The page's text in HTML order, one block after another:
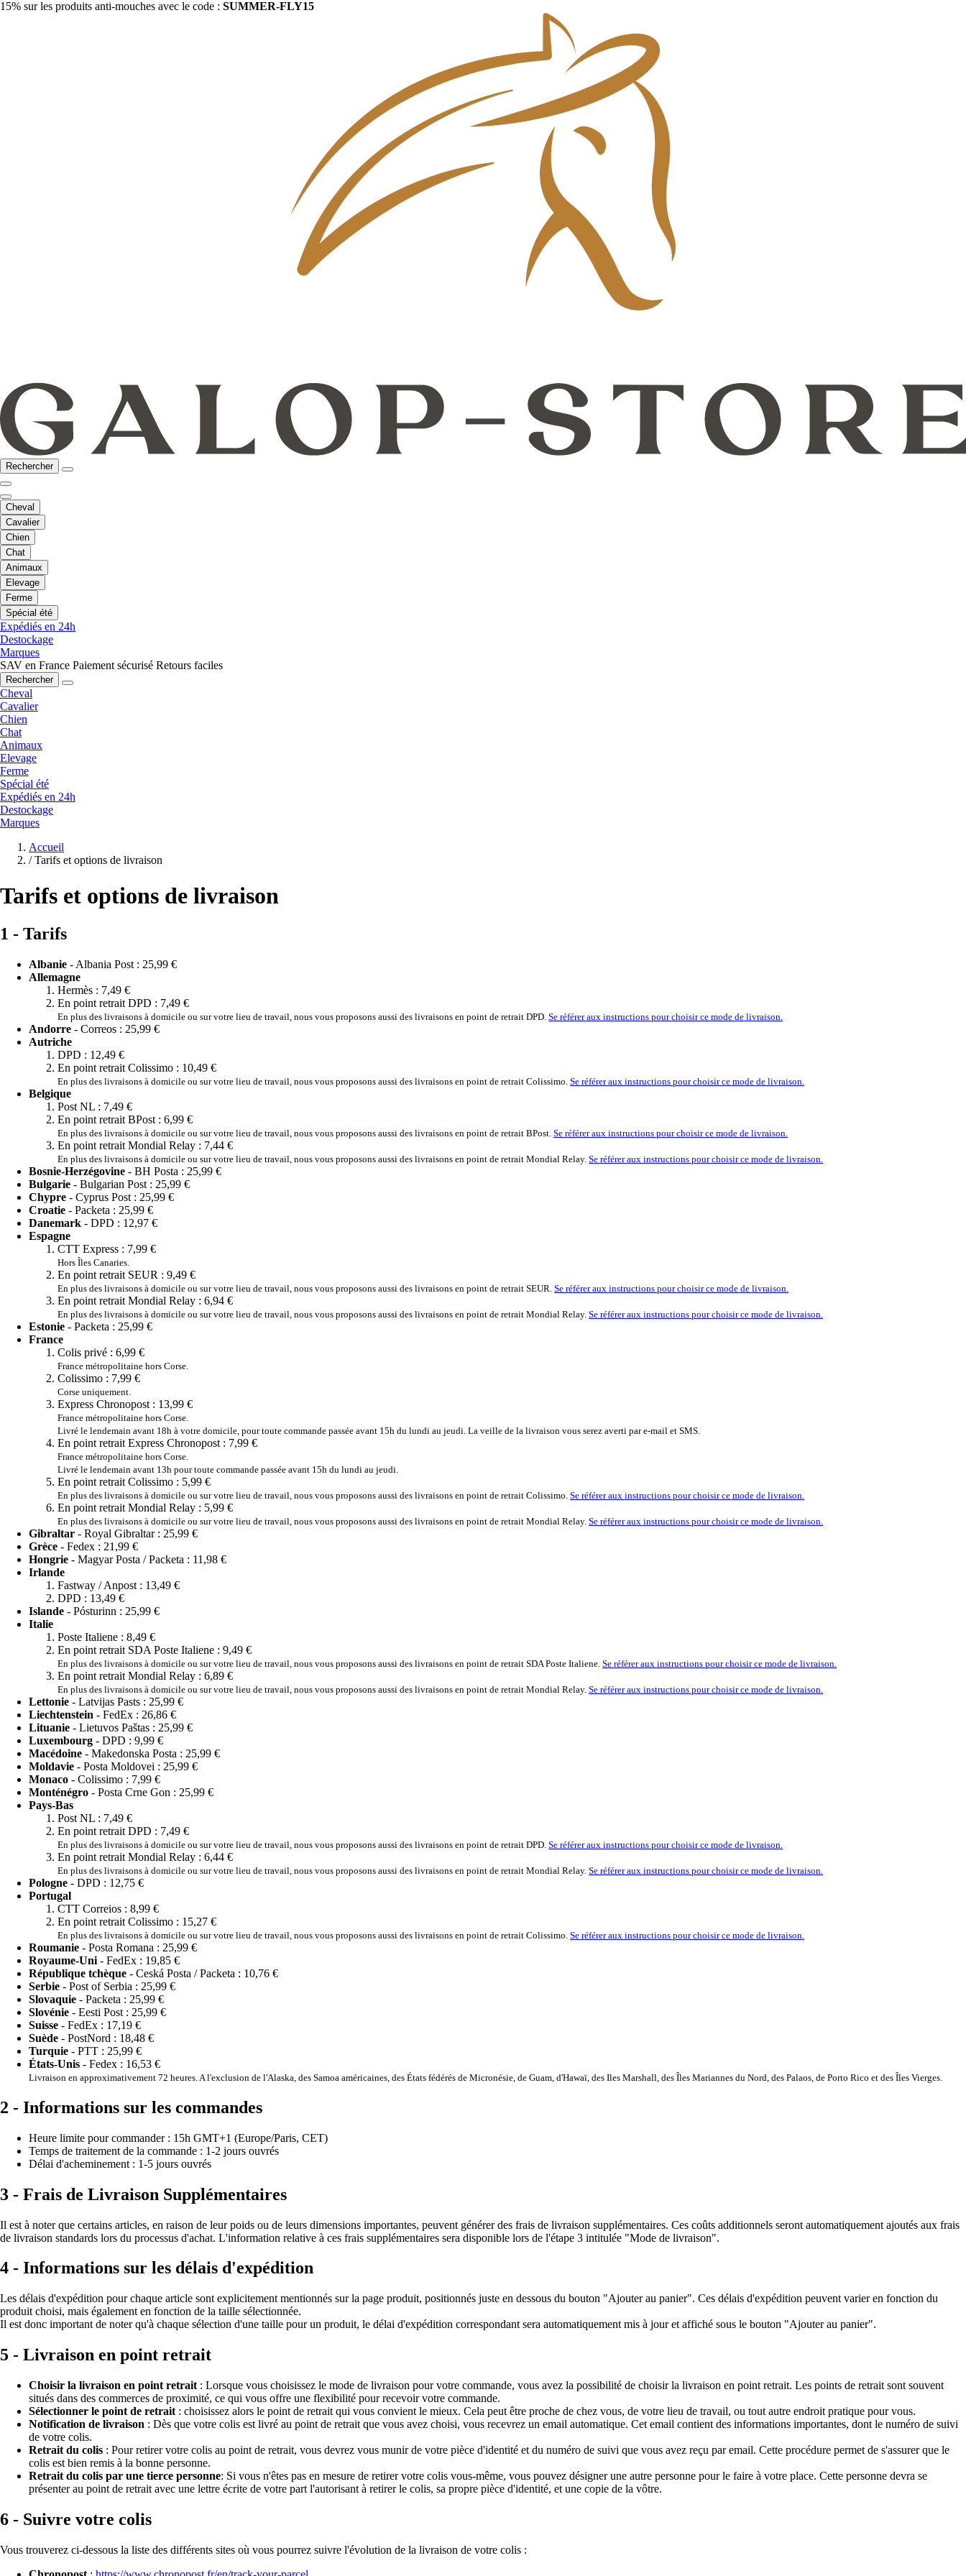
15% sur les produits anti-mouches avec le code : SUMMER-FLY15
Rechercher
Cheval
Cavalier
Chien
Chat
Animaux
Elevage
Ferme
Spécial été
Expédiés en 24h
Destockage
Marques
SAV en France Paiement sécurisé Retours faciles
Rechercher
Cheval
Cavalier
Chien
Chat
Animaux
Elevage
Ferme
Spécial été
Expédiés en 24h
Destockage
Marques
Accueil
/ Tarifs et options de livraison
Tarifs et options de livraison
1 - Tarifs
Albanie - Albania Post : 25,99 €
Allemagne
Hermès : 7,49 €
En point retrait DPD : 7,49 €
En plus des livraisons à domicile ou sur votre lieu de travail, nous vous proposons aussi des livraisons en point de retrait DPD. Se référer aux instructions pour choisir ce mode de livraison.
Andorre - Correos : 25,99 €
Autriche
DPD : 12,49 €
En point retrait Colissimo : 10,49 €
En plus des livraisons à domicile ou sur votre lieu de travail, nous vous proposons aussi des livraisons en point de retrait Colissimo. Se référer aux instructions pour choisir ce mode de livraison.
Belgique
Post NL : 7,49 €
En point retrait BPost : 6,99 €
En plus des livraisons à domicile ou sur votre lieu de travail, nous vous proposons aussi des livraisons en point de retrait BPost. Se référer aux instructions pour choisir ce mode de livraison.
En point retrait Mondial Relay : 7,44 €
En plus des livraisons à domicile ou sur votre lieu de travail, nous vous proposons aussi des livraisons en point de retrait Mondial Relay. Se référer aux instructions pour choisir ce mode de livraison.
Bosnie-Herzégovine - BH Posta : 25,99 €
Bulgarie - Bulgarian Post : 25,99 €
Chypre - Cyprus Post : 25,99 €
Croatie - Packeta : 25,99 €
Danemark - DPD : 12,97 €
Espagne
CTT Express : 7,99 €
Hors Îles Canaries.
En point retrait SEUR : 9,49 €
En plus des livraisons à domicile ou sur votre lieu de travail, nous vous proposons aussi des livraisons en point de retrait SEUR. Se référer aux instructions pour choisir ce mode de livraison.
En point retrait Mondial Relay : 6,94 €
En plus des livraisons à domicile ou sur votre lieu de travail, nous vous proposons aussi des livraisons en point de retrait Mondial Relay. Se référer aux instructions pour choisir ce mode de livraison.
Estonie - Packeta : 25,99 €
France
Colis privé : 6,99 €
France métropolitaine hors Corse.
Colissimo : 7,99 €
Corse uniquement.
Express Chronopost : 13,99 €
France métropolitaine hors Corse.
Livré le lendemain avant 18h à votre domicile, pour toute commande passée avant 15h du lundi au jeudi. La veille de la livraison vous serez averti par e-mail et SMS.
En point retrait Express Chronopost : 7,99 €
France métropolitaine hors Corse.
Livré le lendemain avant 13h pour toute commande passée avant 15h du lundi au jeudi.
En point retrait Colissimo : 5,99 €
En plus des livraisons à domicile ou sur votre lieu de travail, nous vous proposons aussi des livraisons en point de retrait Colissimo. Se référer aux instructions pour choisir ce mode de livraison.
En point retrait Mondial Relay : 5,99 €
En plus des livraisons à domicile ou sur votre lieu de travail, nous vous proposons aussi des livraisons en point de retrait Mondial Relay. Se référer aux instructions pour choisir ce mode de livraison.
Gibraltar - Royal Gibraltar : 25,99 €
Grèce - Fedex : 21,99 €
Hongrie - Magyar Posta / Packeta : 11,98 €
Irlande
Fastway / Anpost : 13,49 €
DPD : 13,49 €
Islande - Pósturinn : 25,99 €
Italie
Poste Italiene : 8,49 €
En point retrait SDA Poste Italiene : 9,49 €
En plus des livraisons à domicile ou sur votre lieu de travail, nous vous proposons aussi des livraisons en point de retrait SDA Poste Italiene. Se référer aux instructions pour choisir ce mode de livraison.
En point retrait Mondial Relay : 6,89 €
En plus des livraisons à domicile ou sur votre lieu de travail, nous vous proposons aussi des livraisons en point de retrait Mondial Relay. Se référer aux instructions pour choisir ce mode de livraison.
Lettonie - Latvijas Pasts : 25,99 €
Liechtenstein - FedEx : 26,86 €
Lituanie - Lietuvos Paštas : 25,99 €
Luxembourg - DPD : 9,99 €
Macédoine - Makedonska Posta : 25,99 €
Moldavie - Posta Moldovei : 25,99 €
Monaco - Colissimo : 7,99 €
Monténégro - Posta Crne Gon : 25,99 €
Pays-Bas
Post NL : 7,49 €
En point retrait DPD : 7,49 €
En plus des livraisons à domicile ou sur votre lieu de travail, nous vous proposons aussi des livraisons en point de retrait DPD. Se référer aux instructions pour choisir ce mode de livraison.
En point retrait Mondial Relay : 6,44 €
En plus des livraisons à domicile ou sur votre lieu de travail, nous vous proposons aussi des livraisons en point de retrait Mondial Relay. Se référer aux instructions pour choisir ce mode de livraison.
Pologne - DPD : 12,75 €
Portugal
CTT Correios : 8,99 €
En point retrait Colissimo : 15,27 €
En plus des livraisons à domicile ou sur votre lieu de travail, nous vous proposons aussi des livraisons en point de retrait Colissimo. Se référer aux instructions pour choisir ce mode de livraison.
Roumanie - Posta Romana : 25,99 €
Royaume-Uni - FedEx : 19,85 €
République tchèque - Ceská Posta / Packeta : 10,76 €
Serbie - Post of Serbia : 25,99 €
Slovaquie - Packeta : 25,99 €
Slovénie - Eesti Post : 25,99 €
Suisse - FedEx : 17,19 €
Suède - PostNord : 18,48 €
Turquie - PTT : 25,99 €
États-Unis - Fedex : 16,53 €
Livraison en approximativement 72 heures. A l'exclusion de l'Alaska, des Samoa américaines, des États fédérés de Micronésie, de Guam, d'Hawaï, des Iles Marshall, des Îles Mariannes du Nord, des Palaos, de Porto Rico et des Îles Vierges.
2 - Informations sur les commandes
Heure limite pour commander : 15h GMT+1 (Europe/Paris, CET)
Temps de traitement de la commande : 1-2 jours ouvrés
Délai d'acheminement : 1-5 jours ouvrés
3 - Frais de Livraison Supplémentaires
Il est à noter que certains articles, en raison de leur poids ou de leurs dimensions importantes, peuvent générer des frais de livraison supplémentaires. Ces coûts additionnels seront automatiquement ajoutés aux frais
de livraison standards lors du processus d'achat. L'information relative à ces frais supplémentaires sera disponible lors de l'étape 3 intitulée "Mode de livraison".
4 - Informations sur les délais d'expédition
Les délais d'expédition pour chaque article sont explicitement mentionnés sur la page produit, positionnés juste en dessous du bouton "Ajouter au panier". Ces délais d'expédition peuvent varier en fonction du
produit choisi, mais également en fonction de la taille sélectionnée.
Il est donc important de noter qu'à chaque sélection d'une taille pour un produit, le délai d'expédition correspondant sera automatiquement mis à jour et affiché sous le bouton "Ajouter au panier".
5 - Livraison en point retrait
Choisir la livraison en point retrait : Lorsque vous choisissez le mode de livraison pour votre commande, vous avez la possibilité de choisir la livraison en point retrait. Les points de retrait sont souvent
situés dans des commerces de proximité, ce qui vous offre une flexibilité pour recevoir votre commande.
Sélectionner le point de retrait : choisissez alors le point de retrait qui vous convient le mieux. Cela peut être proche de chez vous, de votre lieu de travail, ou tout autre endroit pratique pour vous.
Notification de livraison : Dès que votre colis est livré au point de retrait que vous avez choisi, vous recevrez un email automatique. Cet email contient des informations importantes, dont le numéro de suivi
de votre colis.
Retrait du colis : Pour retirer votre colis au point de retrait, vous devrez vous munir de votre pièce d'identité et du numéro de suivi que vous avez reçu par email. Cette procédure permet de s'assurer que le
colis est bien remis à la bonne personne.
Retrait du colis par une tierce personne: Si vous n'êtes pas en mesure de retirer votre colis vous-même, vous pouvez désigner une autre personne pour le faire à votre place. Cette personne devra se
présenter au point de retrait avec une lettre écrite de votre part l'autorisant à retirer le colis, sa propre pièce d'identité, et une copie de la vôtre.
6 - Suivre votre colis
Vous trouverez ci-dessous la liste des différents sites où vous pourrez suivre l'évolution de la livraison de votre colis :